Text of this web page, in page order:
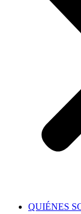
QUIÉNES